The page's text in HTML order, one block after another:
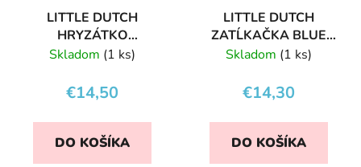
LITTLE DUTCH
HRYZÁTKO
SILIKÓNOVÉ KĽÚČE
Skladom (1 ks)
€14,50
DO KOŠÍKA
LITTLE DUTCH
ZATĹKAČKA BLUE
OCEAN
Skladom (1 ks)
€14,30
DO KOŠÍKA